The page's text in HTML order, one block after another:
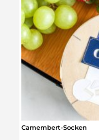
Camembert-Socken